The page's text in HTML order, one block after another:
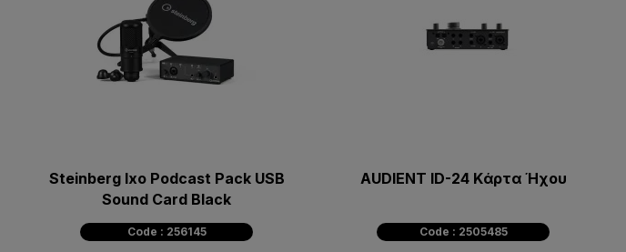
Steinberg Ixo Podcast Pack USB
Sound Card Black
Code : 256145
AUDIENT ID-24 Kάρτα Ήχου
Code : 2505485